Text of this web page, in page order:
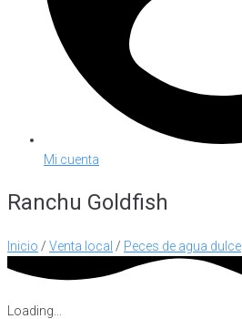
Mi cuenta
Ranchu Goldfish
Inicio / Venta local / Peces de agua dulce
Loading...